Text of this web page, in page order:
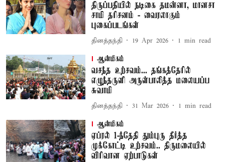
திருப்பதியில் நடிகை தமன்னா, மானசா
சாமி தரிசனம் - வைரலாகும்
புகைப்படங்கள்
தினத்தந்தி 19 Apr 2026 1 min read
ஆன்மிகம்
வசந்த உற்சவம்... தங்கத்தேரில்
எழுந்தருளி அருள்பாலித்த மலையப்ப
சுவாமி
தினத்தந்தி 31 Mar 2026 1 min read
ஆன்மிகம்
ஏப்ரல் 1-ந்தேதி தும்புரு தீர்த்த
முக்கோட்டி உற்சவம்.. திருமலையில்
விரிவான ஏற்பாடுகள்